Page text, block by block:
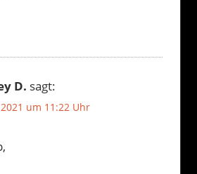
D. sagt:
um 11:22 Uhr